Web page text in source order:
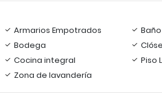
Armarios Empotrados
Bodega
Cocina integral
Piso
Zona de lavandería